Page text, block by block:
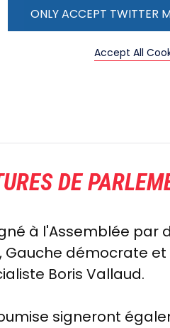
ONLY ACCEPT TWITTER
Accept All
DE
à l'Assemblée
Gauche démocrate
Boris Vallaud.
signeront